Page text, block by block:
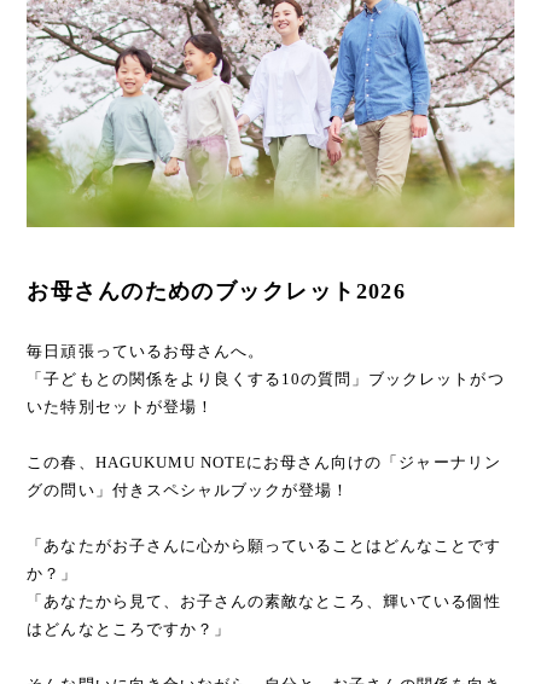
お母さんのためのブックレット2026
毎日頑張っているお母さんへ。
「子どもとの関係をより良くする10の質問」ブックレットがつ
いた特別セットが登場！
この春、HAGUKUMU NOTEにお母さん向けの「ジャーナリン
グの問い」付きスペシャルブックが登場！
「あなたがお子さんに心から願っていることはどんなことです
か？」
「あなたから見て、お子さんの素敵なところ、輝いている個性
はどんなところですか？」